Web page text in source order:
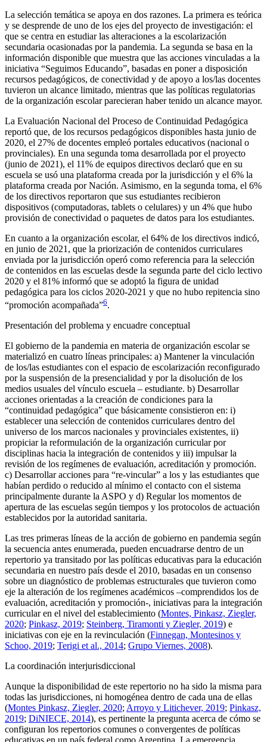
La selección temática se apoya en dos razones. La primera es teórica
y se desprende de uno de los ejes del proyecto de investigación: el
que se centra en estudiar las alteraciones a la escolarización
secundaria ocasionadas por la pandemia. La segunda se basa en la
información disponible que muestra que las acciones vinculadas a la
iniciativa “Seguimos Educando”, basadas en poner a disposición
recursos pedagógicos, de conectividad y de apoyo a los/las docentes
tuvieron un alcance limitado, mientras que las políticas regulatorias
de la organización escolar parecieran haber tenido un alcance mayor.
La Evaluación Nacional del Proceso de Continuidad Pedagógica
reportó que, de los recursos pedagógicos disponibles hasta junio de
2020, el 27% de docentes empleó portales educativos (nacional o
provinciales). En una segunda toma desarrollada por el proyecto
(junio de 2021), el 11% de equipos directivos declaró que en su
escuela se usó una plataforma creada por la jurisdicción y el 6% la
plataforma creada por Nación. Asimismo, en la segunda toma, el 6%
de los directivos reportaron que sus estudiantes recibieron
dispositivos (computadoras, tablets o celulares) y un 4% que hubo
provisión de conectividad o paquetes de datos para los estudiantes.
En cuanto a la organización escolar, el 64% de los directivos indicó,
en junio de 2021, que la priorización de contenidos curriculares
enviada por la jurisdicción operó como referencia para la selección
de contenidos en las escuelas desde la segunda parte del ciclo lectivo
2020 y el 81% informó que se adoptó la figura de unidad
pedagógica para los ciclos 2020-2021 y que no hubo repitencia sino
“promoción acompañada”6.
Presentación del problema y encuadre conceptual
El gobierno de la pandemia en materia de organización escolar se
materializó en cuatro líneas principales: a) Mantener la vinculación
de los/las estudiantes con el espacio de escolarización reconfigurado
por la suspensión de la presencialidad y por la disolución de los
medios usuales del vínculo escuela – estudiante. b) Desarrollar
acciones orientadas a la creación de condiciones para la
“continuidad pedagógica” que básicamente consistieron en: i)
establecer una selección de contenidos curriculares dentro del
universo de los marcos nacionales y provinciales existentes, ii)
propiciar la reformulación de la organización curricular por
disciplinas hacia la integración de contenidos y iii) impulsar la
revisión de los regímenes de evaluación, acreditación y promoción.
c) Desarrollar acciones para “re-vincular” a los y las estudiantes que
habían perdido o reducido al mínimo el contacto con el sistema
principalmente durante la ASPO y d) Regular los momentos de
apertura de las escuelas según tiempos y los protocolos de actuación
establecidos por la autoridad sanitaria.
Las tres primeras líneas de la acción de gobierno en pandemia según
la secuencia antes enumerada, pueden encuadrarse dentro de un
repertorio ya transitado por las políticas educativas para la educación
secundaria en nuestro país desde el 2010, basadas en un consenso
sobre un diagnóstico de problemas estructurales que tuvieron como
eje la alteración de los regímenes académicos –comprendidos los de
evaluación, acreditación y promoción-, iniciativas para la integración
curricular en el nivel del establecimiento (Montes, Pinkasz, Ziegler,
2020; Pinkasz, 2019; Steinberg, Tiramonti y Ziegler, 2019) e
iniciativas con eje en la revinculación (Finnegan, Montesinos y
Schoo, 2019; Terigi et al., 2014; Grupo Viernes, 2008).
La coordinación interjurisdiccional
Aunque la disponibilidad de este repertorio no ha sido la misma para
todas las jurisdicciones, ni homogénea dentro de cada una de ellas
(Montes Pinkasz, Ziegler, 2020; Arroyo y Litichever, 2019; Pinkasz,
2019; DiNIECE, 2014), es pertinente la pregunta acerca de cómo se
configuran los repertorios comunes o convergentes de políticas
educativas en un país federal como Argentina. La emergencia